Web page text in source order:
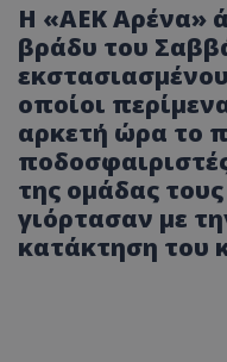
Η «ΑΕΚ Αρένα»
βράδυ του
οποίοι
αρκετή ώρα το
της ομάδας
γιόρτασαν με
κατάκτηση του